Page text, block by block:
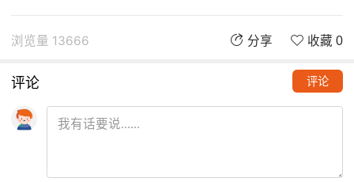
浏览量 13666 分享 收藏 0
评论 评论